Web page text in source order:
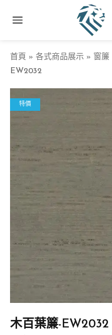
首頁 » 各式商品展示 » 窗簾
EW2032
特價
木百葉簾-EW2032